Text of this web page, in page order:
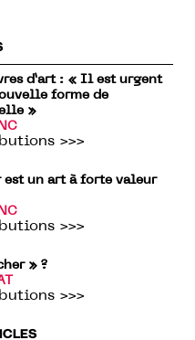
d’art : « Il est urgent
forme de
»
>>>
est un art à forte valeur
>>>
» ?
>>>